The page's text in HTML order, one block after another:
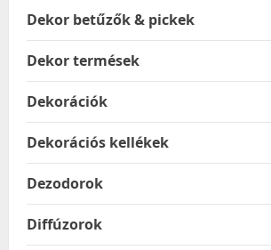
Dekor betűzők & pickek
Dekor termések
Dekorációk
Dekorációs kellékek
Dezodorok
Diffúzorok